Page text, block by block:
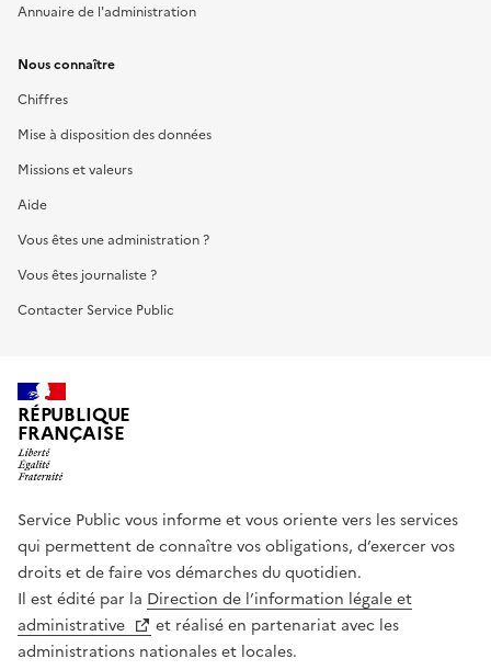
Annuaire de l'administration
Nous connaître
Chiffres
Mise à disposition des données
Missions et valeurs
Aide
Vous êtes une administration ?
Vous êtes journaliste ?
Contacter Service Public
RÉPUBLIQUE
FRANÇAISE
Service Public vous informe et vous oriente vers les services
qui permettent de connaître vos obligations, d’exercer vos
droits et de faire vos démarches du quotidien.
Il est édité par la Direction de l’information légale et
administrative
et réalisé en partenariat avec les
administrations nationales et locales.